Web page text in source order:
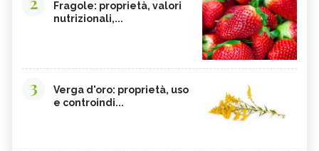
Fragole: proprietà, valori
nutrizionali,...
3
Verga d'oro: proprietà, uso
e controindi...